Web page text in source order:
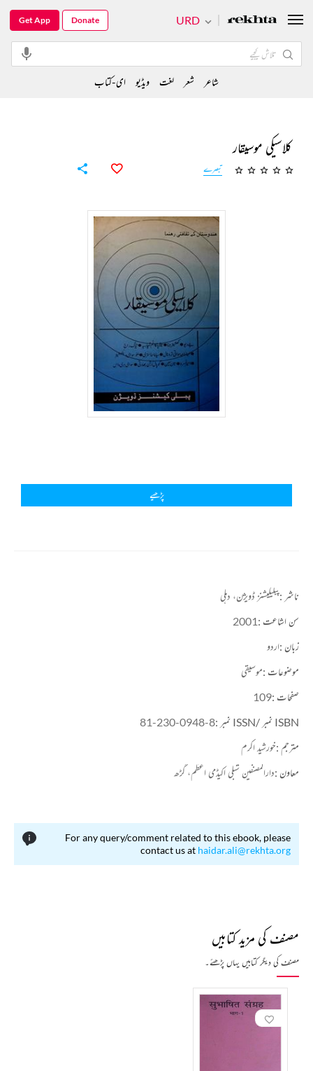
کلاسیکی موسیقار
تبصرے
پڑھیے
ناشر :پبلیکیشنز ڈویژن، دہلی
سن اشاعت :2001
زبان :اردو
موضوعات :موسیقی
صفحات :109
ISBN نمبر /ISSN نمبر :
81-230-0948-8
مترجم :خورشید اکرم
معاون :دارالمصنفین شبلی اکیڈمی اعظم، گڑھ
For any query/comment related to this ebook, please
contact us at haidar.ali@rekhta.org
مصنف کی مزید کتابیں
مصنف کی دیگر کتابیں یہاں پڑھئے۔
URD
Get App Donate
شاعر شعر لغت ویڈیو ای-کتاب